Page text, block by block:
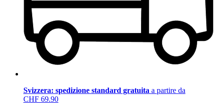
Svizzera: spedizione standard gratuita a partire da
CHF 69.90